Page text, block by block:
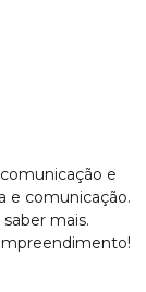
e
e comunicação.
mais.